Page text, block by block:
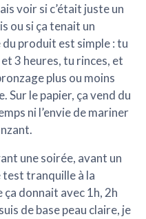
voir si c’était juste un
ou si ça tenait un
du produit est simple : tu
3 heures, tu rinces, et
plus ou moins
Sur le papier, ça vend du
ni l’envie de mariner
une soirée, avant un
test tranquille à la
donnait avec 1h, 2h
de base peau claire, je